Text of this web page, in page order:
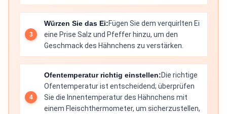
Würzen Sie das Ei:Fügen Sie dem verquirlten Ei
eine Prise Salz und Pfeffer hinzu, um den
Geschmack des Hähnchens zu verstärken.
Ofentemperatur richtig einstellen:Die richtige
Ofentemperatur ist entscheidend; überprüfen
Sie die Innentemperatur des Hähnchens mit
einem Fleischthermometer, um sicherzustellen,